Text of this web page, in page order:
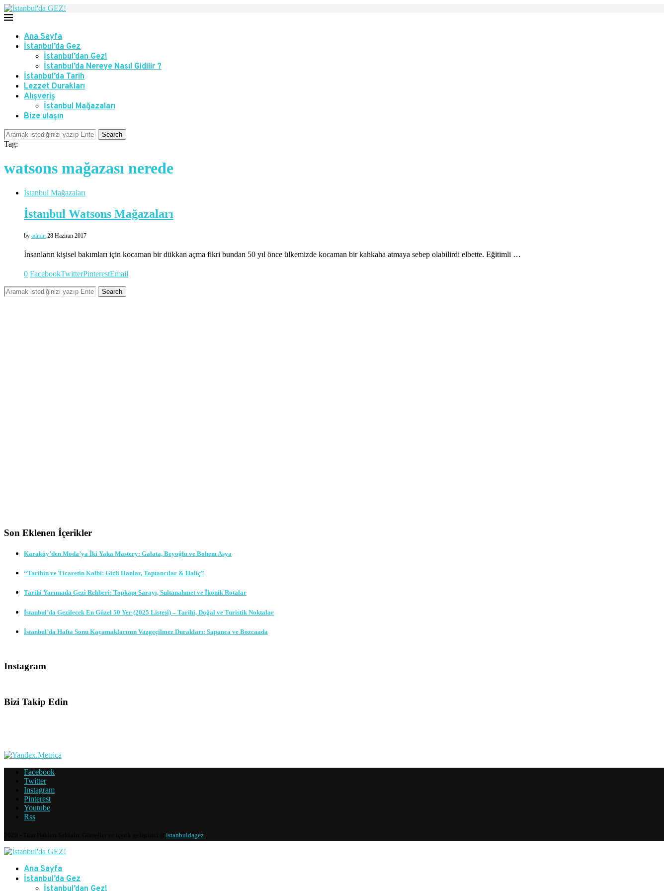
Ana Sayfa
İstanbul’da Gez
İstanbul’dan Gez!
İstanbul’da Nereye Nasıl Gidilir ?
İstanbul’da Tarih
Lezzet Durakları
Alışveriş
İstanbul Mağazaları
Bize ulaşın
Search
Tag:
watsons mağazası nerede
İstanbul Mağazaları
İstanbul Watsons Mağazaları
by admin 28 Haziran 2017
İnsanların kişisel bakımları için kocaman bir dükkan açma fikri bundan 50 yıl önce ülkemizde kocaman bir kahkaha atmaya sebep olabilirdi elbette. Eğitimli …
0 FacebookTwitterPinterestEmail
Son Eklenen İçerikler
Karaköy’den Moda’ya İki Yaka Mastery: Galata, Beyoğlu ve Bohem Asya
“Tarihin ve Ticaretin Kalbi: Gizli Hanlar, Toptancılar & Haliç”
Tarihi Yarımada Gezi Rehberi: Topkapı Sarayı, Sultanahmet ve İkonik Rotalar
İstanbul’da Gezilecek En Güzel 50 Yer (2025 Listesi) – Tarihi, Doğal ve Turistik Noktalar
İstanbul’da Hafta Sonu Kaçamaklarının Vazgeçilmez Durakları: Sapanca ve Bozcaada
Instagram
Bizi Takip Edin
Facebook
Twitter
Instagram
Pinterest
Youtube
Rss
istanbuldagez
Ana Sayfa
İstanbul’da Gez
İstanbul’dan Gez!